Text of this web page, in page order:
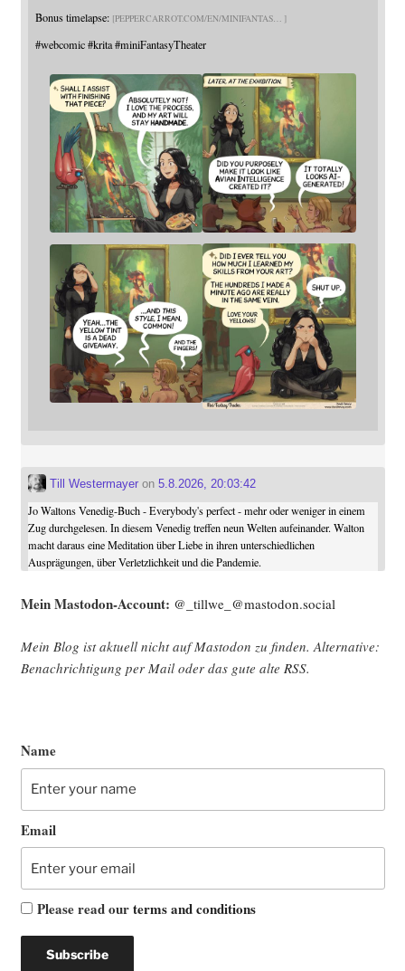
Bonus timelapse: PEPPERCARROT.COM/EN/MINIFANTAS
#webcomic #krita #miniFantasyTheater
Till Westermayeron 5.8.2026, 20:03:42
Jo Waltons Venedig-Buch - Everybody's perfect - mehr oder weniger in einem
Zug durchgelesen. In diesem Venedig treffen neun Welten aufeinander. Walton
macht daraus eine Meditation über Liebe in ihren unterschiedlichen
Ausprägungen, über Verletzlichkeit und die Pandemie.
Mein Mast­o­don-Account: @_tillwe_@mastodon.social
Mein Blog ist aktu­ell nicht auf Mast­o­don zu fin­den. Alter­na­ti­ve:
Benach­rich­ti­gung per Mail oder das gute alte RSS.
Name
Email
Please read ourterms and conditions